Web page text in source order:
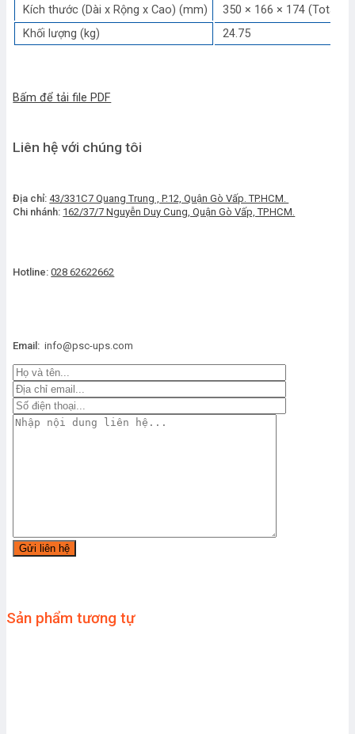
Kích thước (Dài x Rộng x Cao) (mm)
350 × 166 × 174 (Total
Khối lượng (kg)
24.75
Bấm để tải file PDF
Liên hệ với chúng tôi
Địa chỉ: 43/331C7 Quang Trung , P.12, Quận Gò Vấp. TP.HCM.
Chi nhánh: 162/37/7 Nguyễn Duy Cung, Quận Gò Vấp, TP.HCM.
Hotline: 028 62622662
Email: info@psc-ups.com
Sản phẩm tương tự